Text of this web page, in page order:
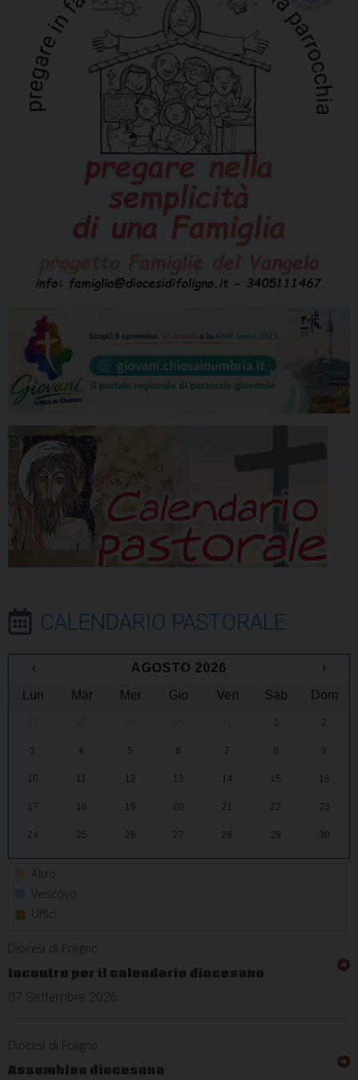
CALENDARIO PASTORALE
‹ AGOSTO 2026
›
Lun
Mar Mer Gio Ven Sab Dom
1 2
3 4 5 6 7 8 9
10 11 12 13 14 15 16
17 18 19 20 21 22 23
24 25 26 27 28 29 30
31 1 2 3 4 5 6
Altro
Vescovo
Diocesi di Foligno
Incontro per il calendario diocesano
07 Settembre 2026
Diocesi di Foligno
Assemblea diocesana